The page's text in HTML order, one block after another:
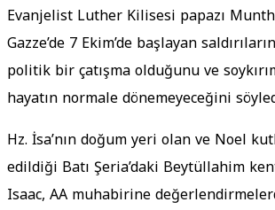
Evanjelist Luther Kilisesi papazı
Gazze’de 7 Ekim’de başlayan
politik bir çatışma olduğunu ve
hayatın normale dönemeyeceğini
Hz. İsa’nın doğum yeri olan ve Noel
edildiği Batı Şeria’daki Beytüllahim
Isaac, AA muhabirine